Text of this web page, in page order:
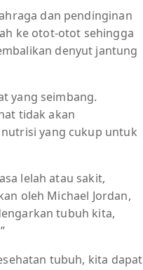
dan pendinginan
ke otot-otot sehingga
denyut jantung
yang seimbang.
tidak akan
yang cukup untuk
lelah atau sakit,
oleh Michael Jordan,
tubuh kita,
tubuh, kita dapat